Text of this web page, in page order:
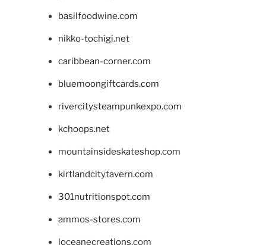
basilfoodwine.com
nikko-tochigi.net
caribbean-corner.com
bluemoongiftcards.com
rivercitysteampunkexpo.com
kchoops.net
mountainsideskateshop.com
kirtlandcitytavern.com
301nutritionspot.com
ammos-stores.com
loceanecreations.com